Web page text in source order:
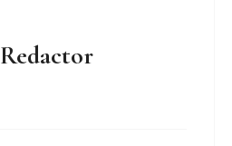
Redactor